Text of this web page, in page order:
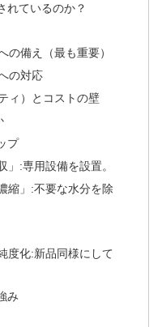
れているのか？
の備え（最も重要）
の対応
ィ）とコストの壁
プ
」:専用設備を設置。
縮」:不要な水分を除
度化:新品同様にして
み